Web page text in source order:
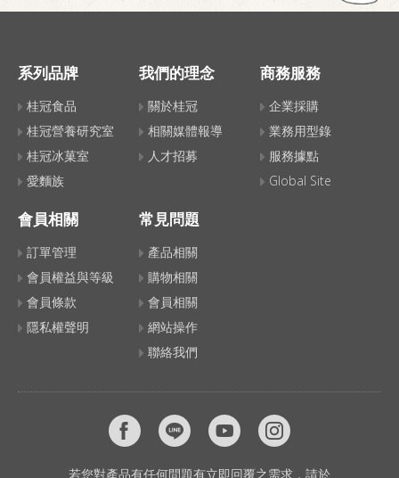
系列品牌
桂冠食品
桂冠營養研究室
桂冠冰菓室
愛麵族
我們的理念
關於桂冠
相關媒體報導
人才招募
商務服務
企業採購
業務用型錄
服務據點
Global Site
會員相關
訂單管理
會員權益與等級
會員條款
隱私權聲明
常見問題
產品相關
購物相關
會員相關
網站操作
聯絡我們
若您對產品有任何問題有立即回覆之需求，請於